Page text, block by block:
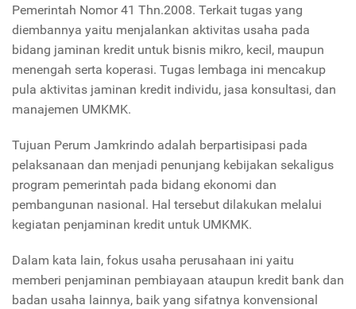
Pemerintah Nomor 41 Thn.2008. Terkait tugas yang
diembannya yaitu menjalankan aktivitas usaha pada
bidang jaminan kredit untuk bisnis mikro, kecil, maupun
menengah serta koperasi. Tugas lembaga ini mencakup
pula aktivitas jaminan kredit individu, jasa konsultasi, dan
manajemen UMKMK.
Tujuan Perum Jamkrindo adalah berpartisipasi pada
pelaksanaan dan menjadi penunjang kebijakan sekaligus
program pemerintah pada bidang ekonomi dan
pembangunan nasional. Hal tersebut dilakukan melalui
kegiatan penjaminan kredit untuk UMKMK.
Dalam kata lain, fokus usaha perusahaan ini yaitu
memberi penjaminan pembiayaan ataupun kredit bank dan
badan usaha lainnya, baik yang sifatnya konvensional